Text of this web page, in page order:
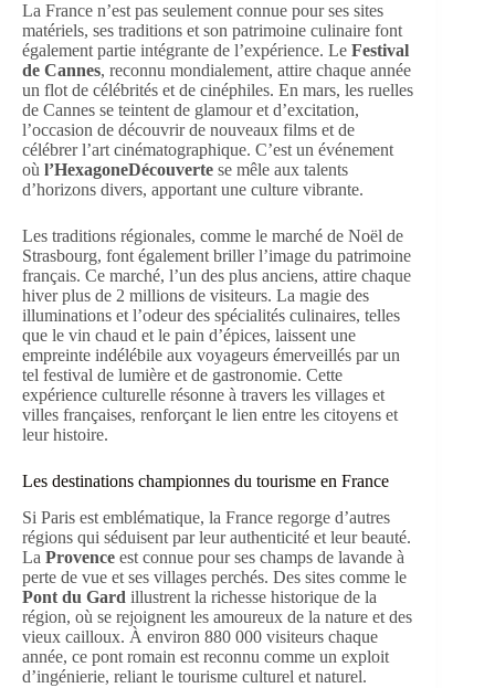
La France n’est pas seulement connue pour ses sites
matériels, ses traditions et son patrimoine culinaire font
également partie intégrante de l’expérience. Le Festival
de Cannes, reconnu mondialement, attire chaque année
un flot de célébrités et de cinéphiles. En mars, les ruelles
de Cannes se teintent de glamour et d’excitation,
l’occasion de découvrir de nouveaux films et de
célébrer l’art cinématographique. C’est un événement
où l’HexagoneDécouverte se mêle aux talents
d’horizons divers, apportant une culture vibrante.
Les traditions régionales, comme le marché de Noël de
Strasbourg, font également briller l’image du patrimoine
français. Ce marché, l’un des plus anciens, attire chaque
hiver plus de 2 millions de visiteurs. La magie des
illuminations et l’odeur des spécialités culinaires, telles
que le vin chaud et le pain d’épices, laissent une
empreinte indélébile aux voyageurs émerveillés par un
tel festival de lumière et de gastronomie. Cette
expérience culturelle résonne à travers les villages et
villes françaises, renforçant le lien entre les citoyens et
leur histoire.
Les destinations championnes du tourisme en France
Si Paris est emblématique, la France regorge d’autres
régions qui séduisent par leur authenticité et leur beauté.
La Provence est connue pour ses champs de lavande à
perte de vue et ses villages perchés. Des sites comme le
Pont du Gard illustrent la richesse historique de la
région, où se rejoignent les amoureux de la nature et des
vieux cailloux. À environ 880 000 visiteurs chaque
année, ce pont romain est reconnu comme un exploit
d’ingénierie, reliant le tourisme culturel et naturel.